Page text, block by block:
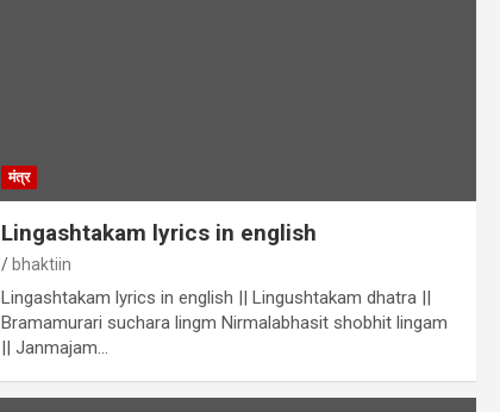
मंत्र
Lingashtakam lyrics in english
bhaktiin
Lingashtakam lyrics in english || Lingushtakam dhatra ||
Bramamurari suchara lingm Nirmalabhasit shobhit lingam
|| Janmajam…